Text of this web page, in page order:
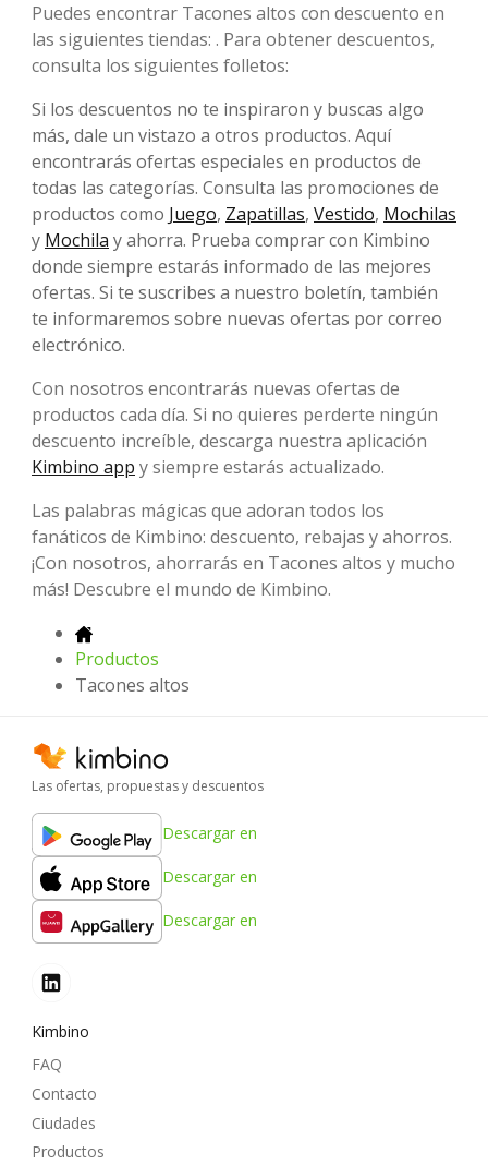
Puedes encontrar Tacones altos con descuento en
las siguientes tiendas: . Para obtener descuentos,
consulta los siguientes folletos:
Si los descuentos no te inspiraron y buscas algo
más, dale un vistazo a otros productos. Aquí
encontrarás ofertas especiales en productos de
todas las categorías. Consulta las promociones de
productos como Juego, Zapatillas, Vestido, Mochilas
y Mochila y ahorra. Prueba comprar con Kimbino
donde siempre estarás informado de las mejores
ofertas. Si te suscribes a nuestro boletín, también
te informaremos sobre nuevas ofertas por correo
electrónico.
Con nosotros encontrarás nuevas ofertas de
productos cada día. Si no quieres perderte ningún
descuento increíble, descarga nuestra aplicación
Kimbino app y siempre estarás actualizado.
Las palabras mágicas que adoran todos los
fanáticos de Kimbino: descuento, rebajas y ahorros.
¡Con nosotros, ahorrarás en Tacones altos y mucho
más! Descubre el mundo de Kimbino.
Productos
Tacones altos
Las ofertas, propuestas y descuentos
Descargar en
Descargar en
Descargar en
Kimbino
FAQ
Contacto
Ciudades
Productos